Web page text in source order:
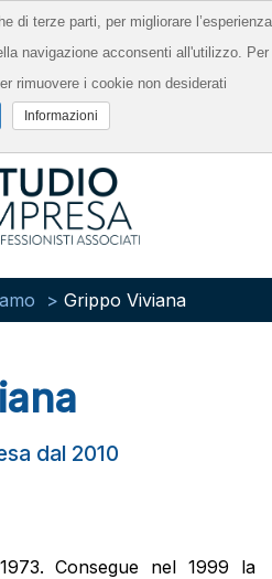
Grippo Viviana
dal 2010
Consegue nel 1999 la
di terze parti, per migliorare l’esperienza
navigazione acconsenti all'utilizzo. Per
rimuovere i cookie non desiderati
Informazioni